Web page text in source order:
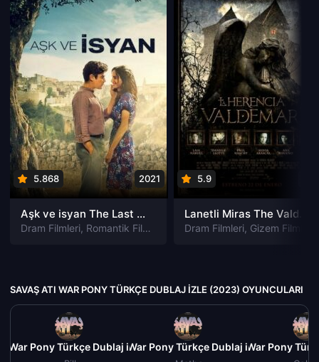
5.868 2021
Aşk ve isyan The Last Parasido izle
Dram Filmleri, Romantik Filmleri
5.9
Dram Filmleri, Gizem Filmleri
SAVAŞ ATI WAR PONY TÜRKÇE DUBLAJ IZLE (2023) OYUNCULARI
War Pony Türkçe Dublaj izle (2023)
Savaş Atı War Pony Türkçe Dublaj izle (2023)
Savaş Atı War Pony